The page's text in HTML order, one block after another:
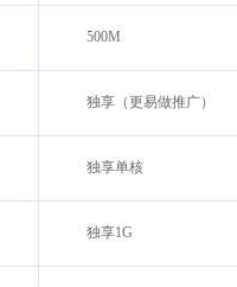
500M
独享（更易做推广）
独享单核
独享1G